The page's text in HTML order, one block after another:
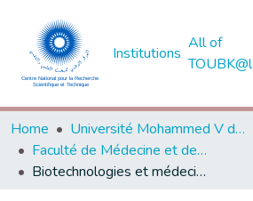
Institutions
All of
TOUBK@l
Home
Université Mohammed V de Rabat
Faculté de Médecine et de Pharmacie - Rabat
Biotechnologies et médecine personnalisée : exemple de la thérapie génique